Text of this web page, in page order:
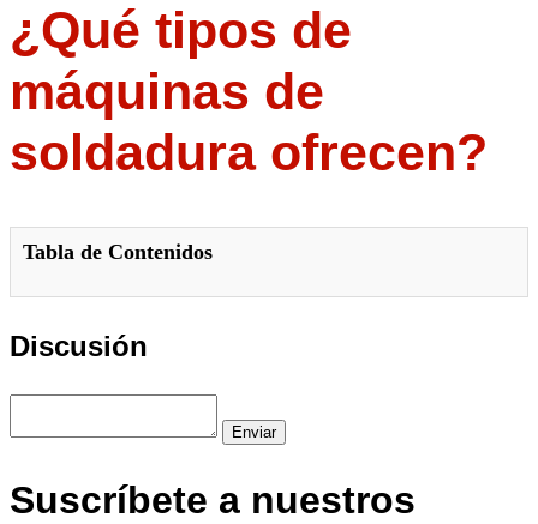
¿Qué tipos de
máquinas de
soldadura ofrecen?
Tabla de Contenidos
Discusión
Enviar
Suscríbete a nuestros